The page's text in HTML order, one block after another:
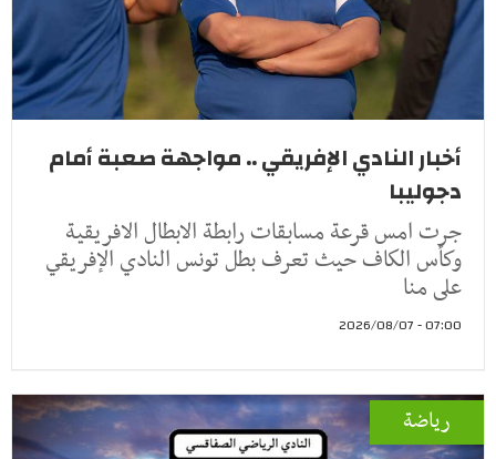
أخبار النادي الإفريقي .. مواجهة صعبة أمام
دجوليبا
جرت امس قرعة مسابقات رابطة الابطال الافريقية
وكأس الكاف حيث تعرف بطل تونس النادي الإفريقي
على منا
07:00 - 2026/08/07
رياضة